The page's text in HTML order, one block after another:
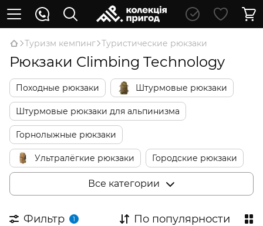
Туризм кемпинг Туристические рюкзаки
Рюкзаки Climbing Technology
Походные рюкзаки Штурмовые рюкзаки
Штурмовые рюкзаки для альпинизма
Горнолыжные рюкзаки
Ультралёгкие рюкзаки Городские рюкзаки
Школьные рюкзаки Детские рюкзаки
Все категории
Фильтр 1 По популярности